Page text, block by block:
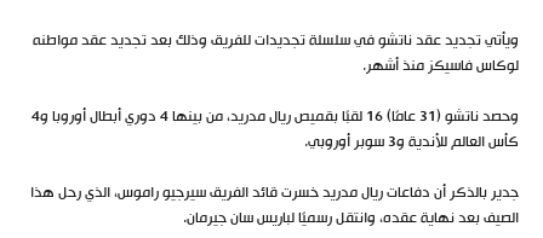
ويأتي تجديد عقد ناتشو في سلسلة تجديدات للفريق وذلك بعد تجديد عقد مواطنه
لوكاس فاسيكز منذ أشهر.
وحصد ناتشو (31 عامًا) 16 لقبًا بقميص ريال مدريد، من بينها 4 دوري أبطال أوروبا و4
كأس العالم للأندية و3 سوبر أوروبي.
جدير بالذكر أن دفاعات ريال مدريد خسرت قائد الفريق سيرجيو راموس، الذي رحل هذا
الصيف بعد نهاية عقده، وانتقل رسميًا لباريس سان جيرمان.